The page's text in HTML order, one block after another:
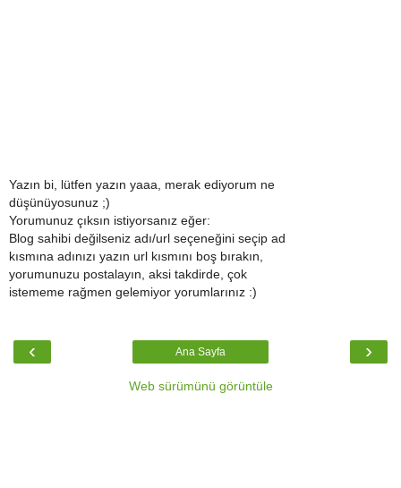
Yazın bi, lütfen yazın yaaa, merak ediyorum ne
düşünüyosunuz ;)
Yorumunuz çıksın istiyorsanız eğer:
Blog sahibi değilseniz adı/url seçeneğini seçip ad
kısmına adınızı yazın url kısmını boş bırakın,
yorumunuzu postalayın, aksi takdirde, çok
istememe rağmen gelemiyor yorumlarınız :)
‹ ›
Ana Sayfa
Web sürümünü görüntüle